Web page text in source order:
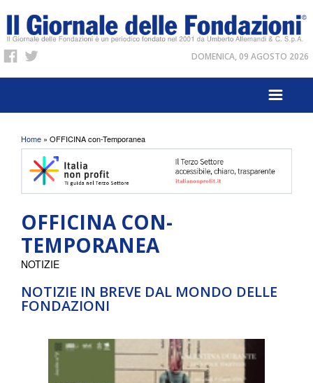
DOMENICA, 09 AGOSTO 2026
Tu sei qui
Home » OFFICINA con-Temporanea
OFFICINA CON-
TEMPORANEA
NOTIZIE IN BREVE DAL MONDO DELLE
FONDAZIONI
NOTIZIE